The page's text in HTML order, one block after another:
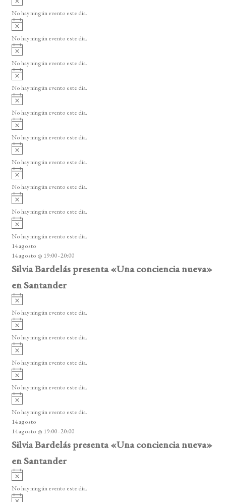
d
e
E
v
e
n
t
o
s
s
o
v
i
o
No hay ningún evento este día.
A
v
i
o
No hay ningún evento este día.
A
v
i
o
No hay ningún evento este día.
A
v
i
o
No hay ningún evento este día.
A
v
i
o
No hay ningún evento este día.
A
v
i
o
No hay ningún evento este día.
A
v
i
o
No hay ningún evento este día.
A
v
i
o
No hay ningún evento este día.
A
v
i
o
No hay ningún evento este día.
A
v
i
s
o
No hay ningún evento este día.
14 agosto
14 agosto @ 19:00-20:00
Silvia Bardelás presenta «Una conciencia nueva»
en Santander
A
v
i
o
No hay ningún evento este día.
A
v
i
o
No hay ningún evento este día.
A
v
i
o
No hay ningún evento este día.
A
v
i
o
No hay ningún evento este día.
A
v
i
s
o
No hay ningún evento este día.
14 agosto
14 agosto @ 19:00-20:00
Silvia Bardelás presenta «Una conciencia nueva»
en Santander
A
v
i
No hay ningún evento este día.
A